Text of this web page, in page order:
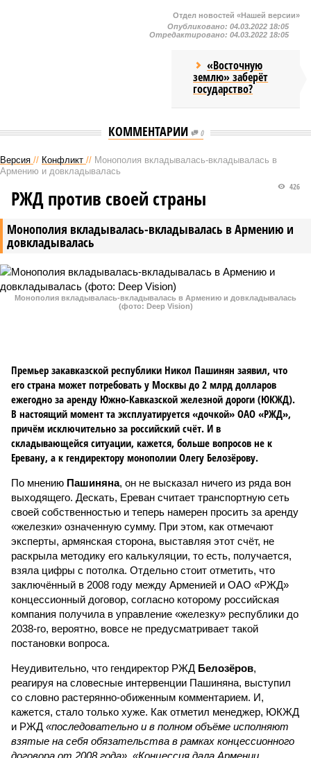
Отдел новостей «Нашей версии»
Опубликовано: 04.03.2022 18:05
Отредактировано: 04.03.2022 18:05
«Восточную
землю» заберёт
государство?
КОММЕНТАРИИ 0
Версия // Конфликт // Монополия вкладывалась-вкладывалась в
Армению и довкладывалась
Монополия вкладывалась-вкладывалась в Армению и
довкладывалась
426
РЖД против своей страны
Монополия вкладывалась-вкладывалась в Армению и довкладывалась
(фото: Deep Vision)
Премьер закавказской республики Никол Пашинян заявил, что
его страна может потребовать у Москвы до 2 млрд долларов
ежегодно за аренду Южно-Кавказской железной дороги (ЮКЖД).
В настоящий момент та эксплуатируется «дочкой» ОАО «РЖД»,
причём исключительно за российский счёт. И в
складывающейся ситуации, кажется, больше вопросов не к
Еревану, а к гендиректору монополии Олегу Белозёрову.
По мнению Пашиняна, он не высказал ничего из ряда вон
выходящего. Дескать, Ереван считает транспортную сеть
своей собственностью и теперь намерен просить за аренду
«железки» означенную сумму. При этом, как отмечают
эксперты, армянская сторона, выставляя этот счёт, не
раскрыла методику его калькуляции, то есть, получается,
взяла цифры с потолка. Отдельно стоит отметить, что
заключённый в 2008 году между Арменией и ОАО «РЖД»
концессионный договор, согласно которому российская
компания получила в управление «железку» республики до
2038-го, вероятно, вовсе не предусматривает такой
постановки вопроса.
Неудивительно, что гендиректор РЖД Белозёров,
реагируя на словесные интервенции Пашиняна, выступил
со словно растерянно-обиженным комментарием. И,
кажется, стало только хуже. Как отметил менеджер, ЮКЖД
и РЖД «последовательно и в полном объёме исполняют
взятые на себя обязательства в рамках концессионного
договора от 2008 года». «Концессия дала Армении